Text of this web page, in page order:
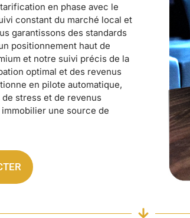
en phase avec le
constant du marché local et
garantissons des standards
positionnement haut de
et notre suivi précis de la
optimal et des revenus
en pilote automatique,
stress et de revenus
une source de